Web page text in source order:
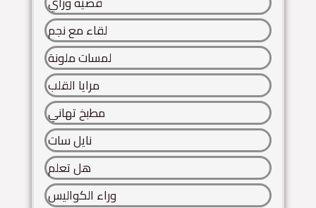
لقاء مع نجم
لمسات ملونة
مرايا القلب
مطبخ تهاني
نايل سات
هل تعلم
وراء الكواليس